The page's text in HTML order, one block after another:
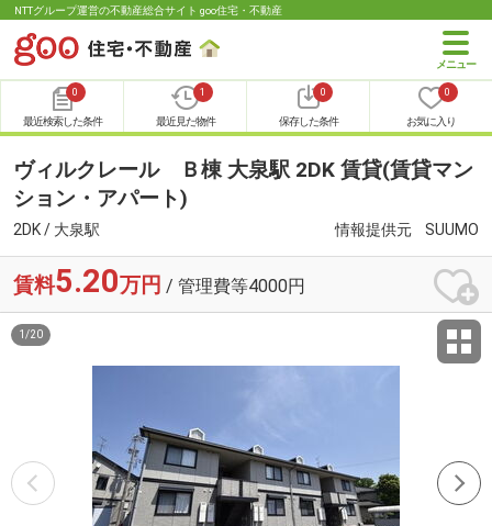
NTTグループ運営の不動産総合サイト goo住宅・不動産
0
最近検索した条件
1
最近見た物件
0
保存した条件
0
お気に入り
ヴィルクレール Ｂ棟 大泉駅 2DK 賃貸(賃貸マン
ション・アパート)
2DK / 大泉駅 情報提供元 SUUMO
賃料5.20万円 / 管理費等4000円
1 /20